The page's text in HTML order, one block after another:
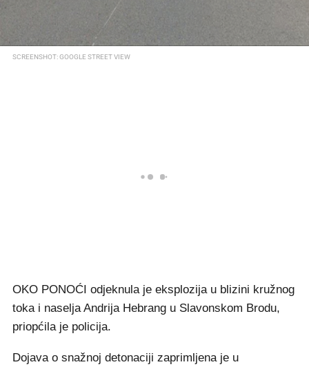
SCREENSHOT: GOOGLE STREET VIEW
OKO PONOĆI odjeknula je eksplozija u blizini kružnog
toka i naselja Andrija Hebrang u Slavonskom Brodu,
priopćila je policija.
Dojava o snažnoj detonaciji zaprimljena je u